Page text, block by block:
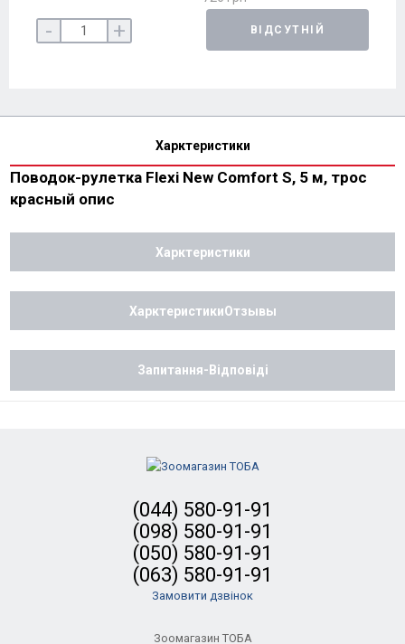
- + ВІДСУТНІЙ
Харктеристики
Поводок-рулетка Flexi New Comfort S, 5 м, трос
красный опис
Харктеристики
ХарктеристикиОтзывы
Запитання-Відповіді
(044) 580-91-91
(098) 580-91-91
(050) 580-91-91
(063) 580-91-91
Замовити дзвінок
Зоомагазин ТОБА